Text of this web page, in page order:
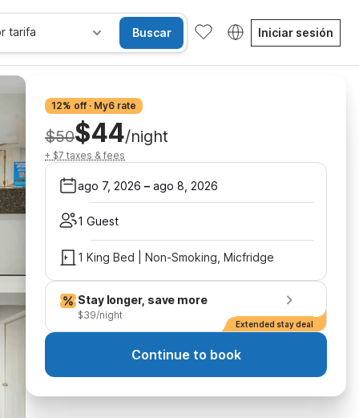
tarifa Buscar Iniciar sesión
12% off · My6 rate
$50$44/night
+ $7 taxes & fees
ago 7, 2026 – ago 8, 2026
1 Guest
1 King Bed | Non-Smoking, Micfridge
Stay longer, save more
$39/night
Extended stay deal
Continue to book